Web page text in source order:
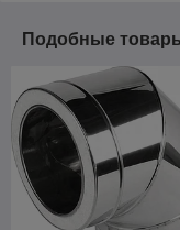
Подобные